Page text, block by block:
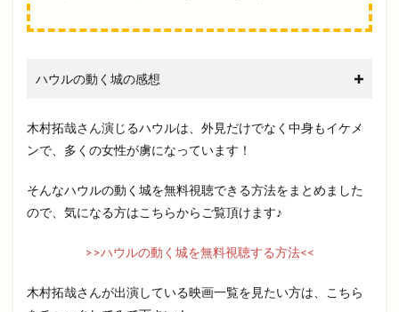
ハウルの動く城の感想
木村拓哉さん演じるハウルは、外見だけでなく中身もイケメ
ンで、多くの女性が虜になっています！
そんなハウルの動く城を無料視聴できる方法をまとめました
ので、気になる方はこちらからご覧頂けます♪
>>ハウルの動く城を無料視聴する方法<<
木村拓哉さんが出演している映画一覧を見たい方は、こちら